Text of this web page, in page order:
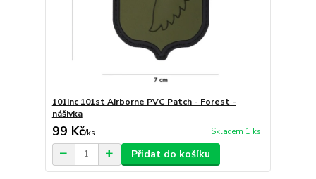
101inc 101st Airborne PVC Patch - Forest -
nášivka
99 Kč/ks Skladem 1 ks
Přidat do košíku